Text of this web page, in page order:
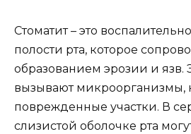
Стоматит – это
полости рта, которое
образованием эрозии и язв.
вызывают микроорганизмы,
поврежденные участки. В
слизистой оболочке рта